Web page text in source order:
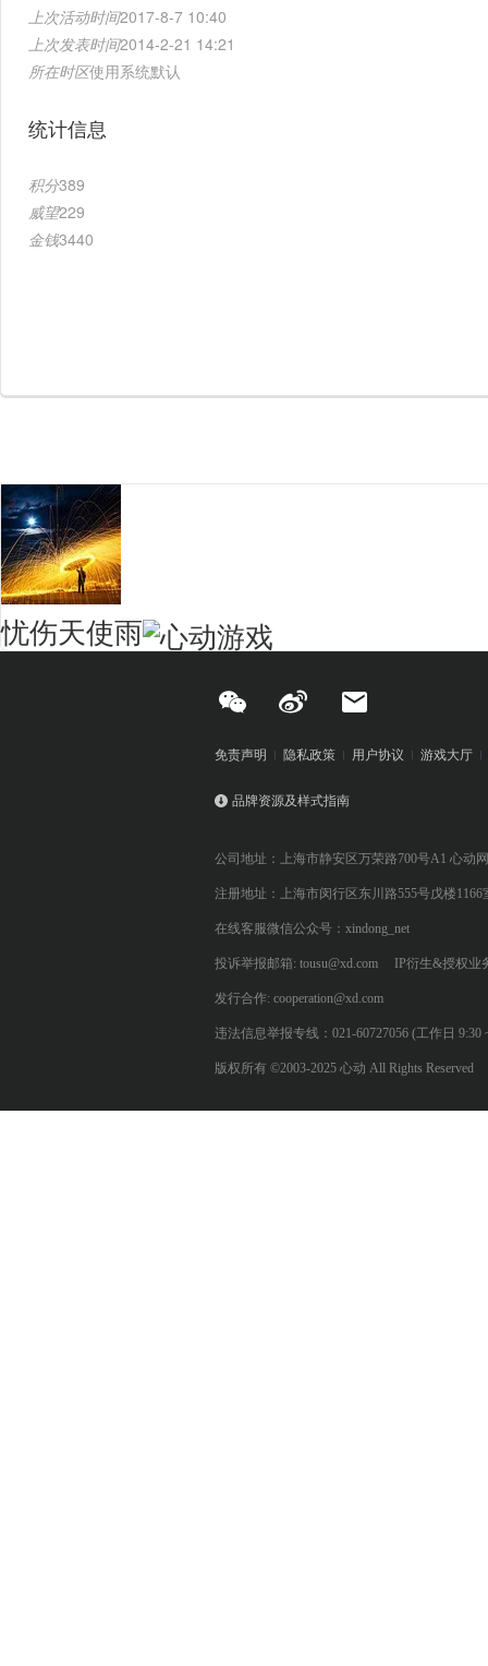
上次活动时间2017-8-7 10:40
上次发表时间2014-2-21 14:21
所在时区使用系统默认
统计信息
积分389
威望229
金钱3440
忧伤天使雨
免责声明 隐私政策 用户协议 游戏大厅
品牌资源及样式指南
公司地址：上海市静安区万荣路700号A1 心动
注册地址：上海市闵行区东川路555号戊楼1166
在线客服微信公众号：xindong_net
投诉举报邮箱: tousu@xd.com IP衍生&授权业
发行合作: cooperation@xd.com
违法信息举报专线：021-60727056 (工作日 9:30
版权所有 ©2003-2025 心动 All Rights Reserved